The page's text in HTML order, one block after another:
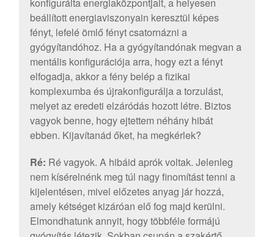
beállított energiaviszonyain keresztül képes
fényt, lefelé ömlő fényt csatornázni a
gyógyítandóhoz. Ha a gyógyítandónak megvan a
mentális konfigurációja arra, hogy ezt a fényt
elfogadja, akkor a fény belép a fizikai
komplexumba és újrakonfigurálja a torzulást,
melyet az eredeti elzáródás hozott létre. Biztos
vagyok benne, hogy ejtettem néhány hibát
ebben. Kijavítanád őket, ha megkérlek?
Ré: Ré vagyok. A hibáid aprók voltak. Jelenleg
nem kísérelnénk meg túl nagy finomítást tenni a
kijelentésen, mivel előzetes anyag jár hozzá,
amely kétséget kizáróan elő fog majd kerülni.
Elmondhatunk annyit, hogy többféle formájú